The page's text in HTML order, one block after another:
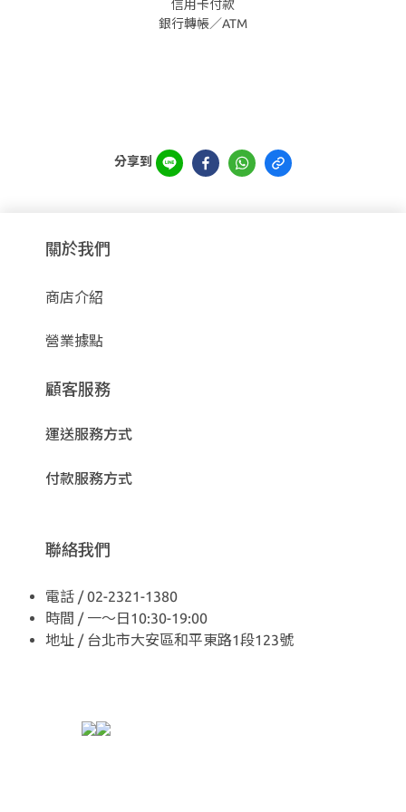
信用卡付款
銀行轉帳／ATM
分享到
關於我們
商店介紹
營業據點
顧客服務
運送服務方式
付款服務方式
聯絡我們
電話 / 02-2321-1380
時間 / 一～日10:30-19:00
地址 / 台北市大安區和平東路1段123號